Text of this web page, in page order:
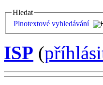
Hledat
Plnotextové vyhledávání
ISP (